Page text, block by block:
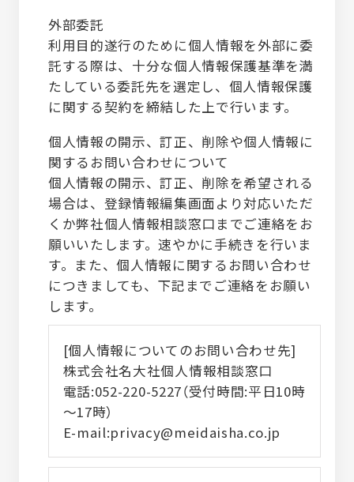
外部委託
利用目的遂行のために個人情報を外部に委
託する際は、十分な個人情報保護基準を満
たしている委託先を選定し、個人情報保護
に関する契約を締結した上で行います。
個人情報の開示、訂正、削除や個人情報に
関するお問い合わせについて
個人情報の開示、訂正、削除を希望される
場合は、登録情報編集画面より対応いただ
くか弊社個人情報相談窓口までご連絡をお
願いいたします。速やかに手続きを行いま
す。また、個人情報に関するお問い合わせ
につきましても、下記までご連絡をお願い
します。
[個人情報についてのお問い合わせ先]
株式会社名大社個人情報相談窓口
電話:052-220-5227（受付時間:平日10時
～17時）
E-mail:privacy@meidaisha.co.jp